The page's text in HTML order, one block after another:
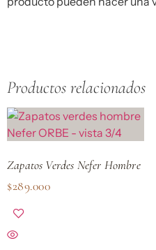
Productos relacionados
Zapatos Verdes Nefer Hombre
$289.000